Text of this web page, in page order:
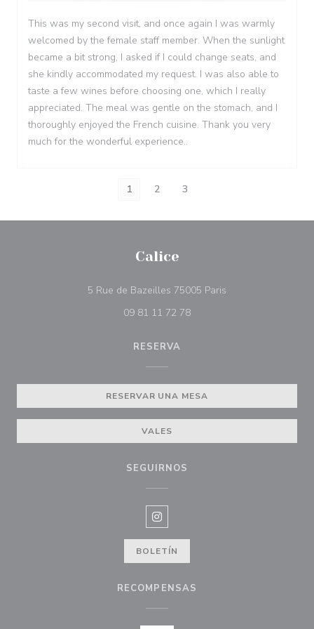
This was my second visit, and once again I was warmly
welcomed by the female staff member. When the sunlight
became a bit strong, I asked if I could change seats, and
she kindly accommodated my request. I was also able to
taste a few wines before choosing one, which I really
appreciated. The meal was gentle on the stomach, and I
thoroughly enjoyed the French cuisine. Thank you very
much for the wonderful experience..
1 2 3
Calice
5 Rue de Bazeilles 75005 Paris
09 81 11 72 78
RESERVA
RESERVAR UNA MESA
VALES
SEGUIRNOS
Instagram ((abre en una nueva
BOLETÍN
RECOMPENSAS